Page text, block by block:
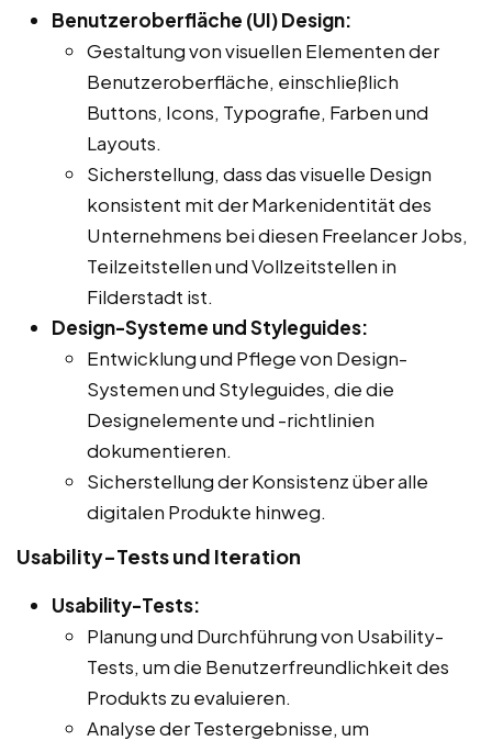
Benutzeroberfläche (UI) Design:
Gestaltung von visuellen Elementen der
Benutzeroberfläche, einschließlich
Buttons, Icons, Typografie, Farben und
Layouts.
Sicherstellung, dass das visuelle Design
konsistent mit der Markenidentität des
Unternehmens bei diesen Freelancer Jobs,
Teilzeitstellen und Vollzeitstellen in
Filderstadt ist.
Design-Systeme und Styleguides:
Entwicklung und Pflege von Design-
Systemen und Styleguides, die die
Designelemente und -richtlinien
dokumentieren.
Sicherstellung der Konsistenz über alle
digitalen Produkte hinweg.
Usability-Tests und Iteration
Usability-Tests:
Planung und Durchführung von Usability-
Tests, um die Benutzerfreundlichkeit des
Produkts zu evaluieren.
Analyse der Testergebnisse, um